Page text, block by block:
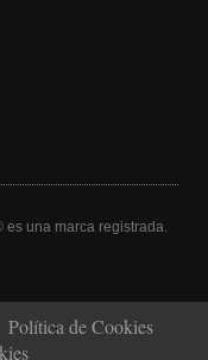
una marca registrada.
Política de Cookies